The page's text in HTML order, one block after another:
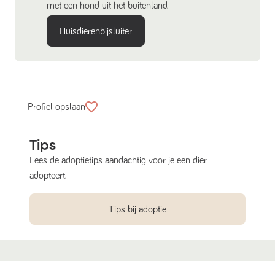
met een hond uit het buitenland.
Huisdierenbijsluiter
Profiel opslaan
Tips
Lees de adoptietips aandachtig voor je een dier
adopteert.
Tips bij adoptie